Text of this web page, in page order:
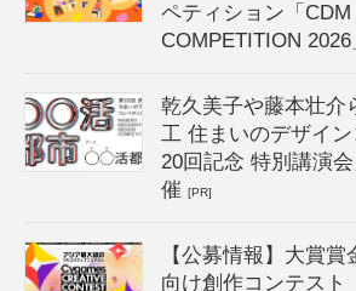
ペティション「
COMPETITION
乾久美子や藤本壮介
工 住まいのデザイ
20回記念 特別講演
催[PR]
【公募情報】大賞
向け創作コンテスト